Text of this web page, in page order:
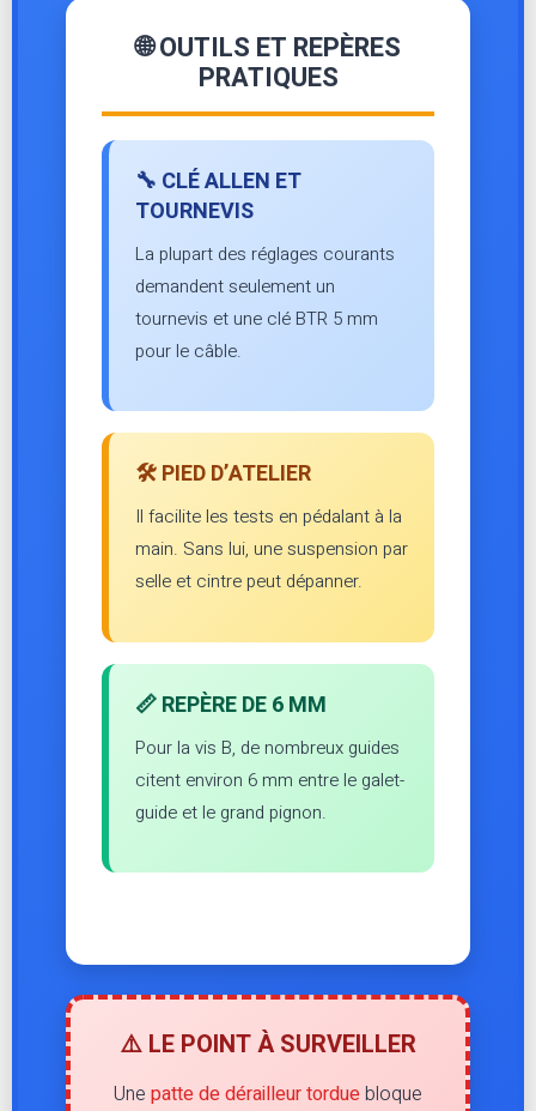
🌐 OUTILS ET REPÈRES
PRATIQUES
🔧 CLÉ ALLEN ET
TOURNEVIS
La plupart des réglages courants
demandent seulement un
tournevis et une clé BTR 5 mm
pour le câble.
🛠️ PIED D’ATELIER
Il facilite les tests en pédalant à la
main. Sans lui, une suspension par
selle et cintre peut dépanner.
📏 REPÈRE DE 6 MM
Pour la vis B, de nombreux guides
citent environ 6 mm entre le galet-
guide et le grand pignon.
⚠️ LE POINT À SURVEILLER
Une patte de dérailleur torduebloque